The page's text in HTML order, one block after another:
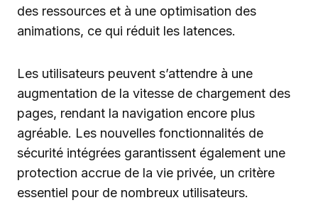
des ressources et à une optimisation des
animations, ce qui réduit les latences.
Les utilisateurs peuvent s’attendre à une
augmentation de la vitesse de chargement des
pages, rendant la navigation encore plus
agréable. Les nouvelles fonctionnalités de
sécurité intégrées garantissent également une
protection accrue de la vie privée, un critère
essentiel pour de nombreux utilisateurs.